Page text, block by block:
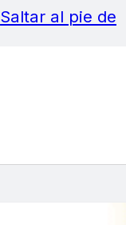
Saltar al pie de